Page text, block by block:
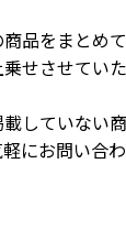
品をまとめ
せさせてい
していない
にお問い合